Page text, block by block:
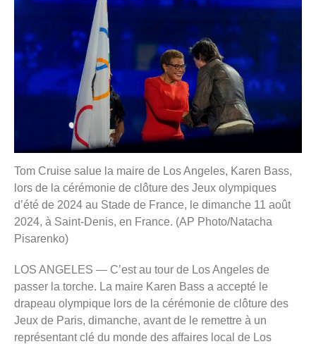
Tom Cruise salue la maire de Los Angeles, Karen Bass,
lors de la cérémonie de clôture des Jeux olympiques
d’été de 2024 au Stade de France, le dimanche 11 août
2024, à Saint-Denis, en France. (AP Photo/Natacha
Pisarenko)
LOS ANGELES — C’est au tour de Los Angeles de
passer la torche. La maire Karen Bass a accepté le
drapeau olympique lors de la cérémonie de clôture des
Jeux de Paris, dimanche, avant de le remettre à un
représentant clé du monde des affaires local de Los